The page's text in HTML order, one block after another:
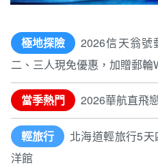
極地探險
2026信天翁號
二、三人現免優惠，加贈郵輪
當季熱門 2026華航直飛
輕旅行
北海道輕旅行5
洋館